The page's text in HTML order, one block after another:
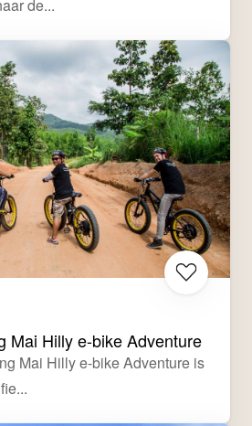
de...
Mai Hilly e-bike Adventure
Mai Hilly e-bike Adventure is